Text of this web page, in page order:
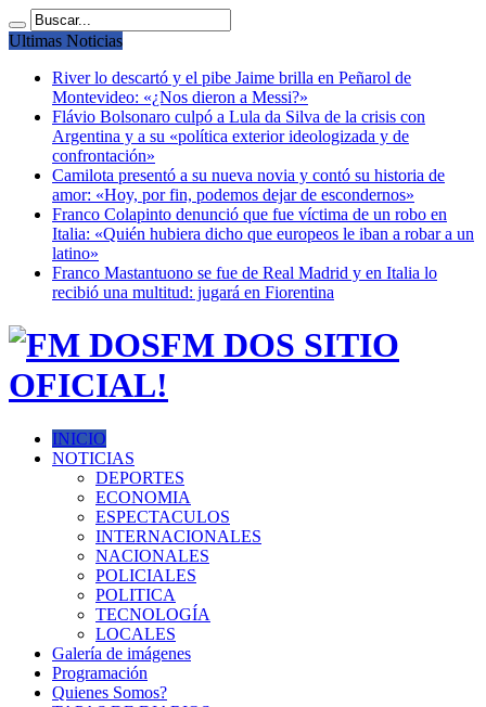
Ultimas Noticias
River lo descartó y el pibe Jaime brilla en Peñarol de
Montevideo: «¿Nos dieron a Messi?»
Flávio Bolsonaro culpó a Lula da Silva de la crisis con
Argentina y a su «política exterior ideologizada y de
confrontación»
Camilota presentó a su nueva novia y contó su historia de
amor: «Hoy, por fin, podemos dejar de escondernos»
Franco Colapinto denunció que fue víctima de un robo en
Italia: «Quién hubiera dicho que europeos le iban a robar a un
latino»
Franco Mastantuono se fue de Real Madrid y en Italia lo
recibió una multitud: jugará en Fiorentina
FM DOS SITIO
OFICIAL!
INICIO
NOTICIAS
DEPORTES
ECONOMIA
ESPECTACULOS
INTERNACIONALES
NACIONALES
POLICIALES
POLITICA
TECNOLOGÍA
LOCALES
Galería de imágenes
Programación
Quienes Somos?